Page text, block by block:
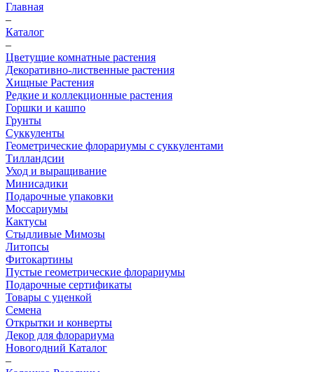
Главная
–
Каталог
–
Цветущие комнатные растения
Декоративно-лиственные растения
Хищные Растения
Редкие и коллекционные растения
Горшки и кашпо
Грунты
Суккуленты
Геометрические флорариумы с суккулентами
Тилландсии
Уход и выращивание
Минисадики
Подарочные упаковки
Моссариумы
Кактусы
Стыдливые Мимозы
Литопсы
Фитокартины
Пустые геометрические флорариумы
Подарочные сертификаты
Товары с уценкой
Семена
Открытки и конверты
Декор для флорариума
Новогодний Каталог
–